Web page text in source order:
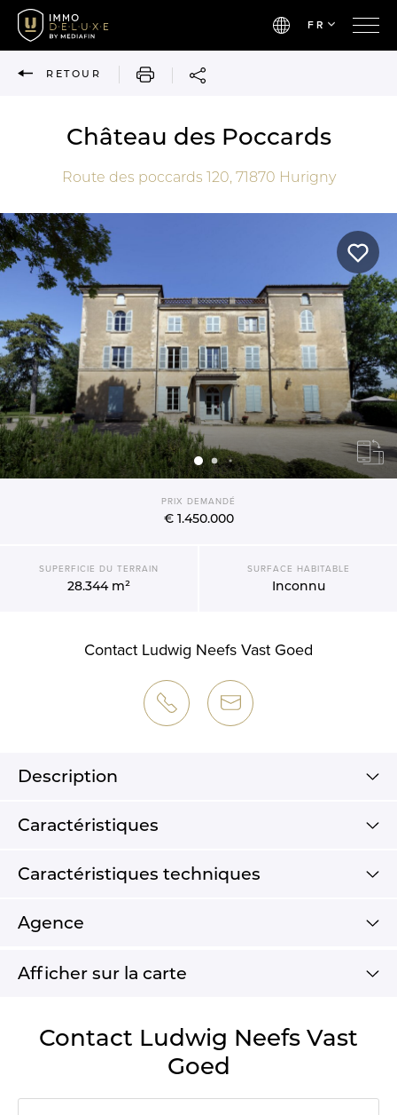
FR
RETOUR IMPRIMER
Château des Poccards
Route des poccards 120, 71870 Hurigny
PRIX DEMANDÉ
€ 1.450.000
SUPERFICIE DU TERRAIN
28.344 m²
SURFACE HABITABLE
Inconnu
Contact Ludwig Neefs Vast Goed
Description
Caractéristiques
Caractéristiques techniques
Agence
Afficher sur la carte
Contact Ludwig Neefs Vast
Goed